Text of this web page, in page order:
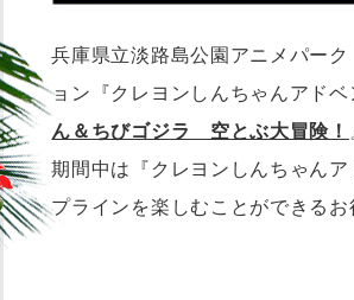
兵庫県立淡路島公園アニメパー
ョン『クレヨンしんちゃんアド
ん＆ちびゴジラ 空とぶ大冒険！
期間中は『クレヨンしんちゃん
プラインを楽しむことができる